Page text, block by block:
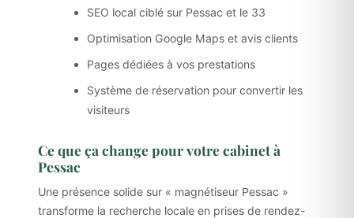
SEO local ciblé sur Pessac et le 33
Optimisation Google Maps et avis clients
Pages dédiées à vos prestations
Système de réservation pour convertir les
visiteurs
Ce que ça change pour votre cabinet à
Pessac
Une présence solide sur « magnétiseur Pessac »
transforme la recherche locale en prises de rendez-